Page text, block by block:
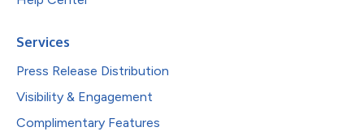
Services
Press Release Distribution
Visibility & Engagement
Complimentary Features